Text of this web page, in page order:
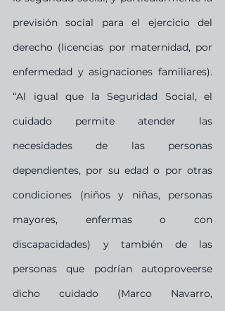
previsión social para el ejercicio del
derecho (licencias por maternidad, por
enfermedad y asignaciones familiares).
“Al igual que la Seguridad Social, el
cuidado permite atender las
necesidades de las personas
dependientes, por su edad o por otras
condiciones (niños y niñas, personas
mayores, enfermas o con
discapacidades) y también de las
personas que podrían autoproveerse
dicho cuidado (Marco Navarro,